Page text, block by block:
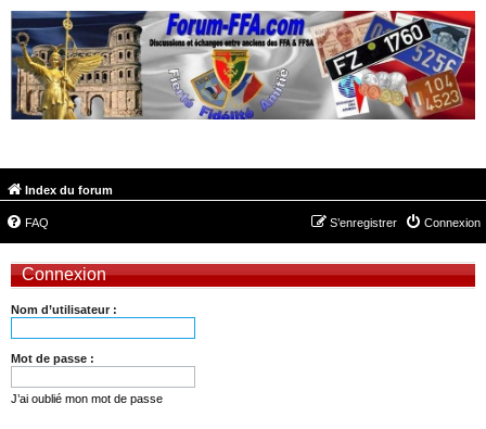
Index du forum
FAQ Connexion
S’enregistrer
Connexion
Nom d’utilisateur :
Mot de passe :
J’ai oublié mon mot de passe